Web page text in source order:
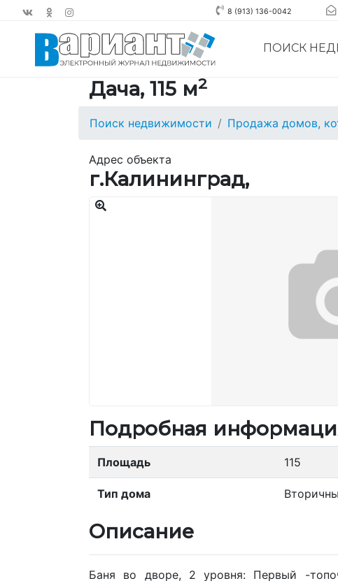
8 (913) 136-0042
ПОИСК
Дача, 115 м2
Поиск недвижимости Продажа домов,
Адрес объекта
г.Калининград,
Подробная
Площадь 115
Тип дома
Описание
Баня во дворе, 2 уровня: Первый -